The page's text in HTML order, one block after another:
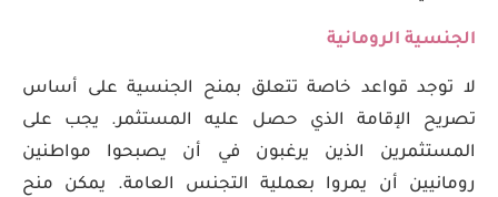
الجنسية الرومانية
لا توجد قواعد خاصة تتعلق بمنح الجنسية على أساس
تصريح الإقامة الذي حصل عليه المستثمر. يجب على
المستثمرين الذين يرغبون في أن يصبحوا مواطنين
رومانيين أن يمروا بعملية التجنس العامة. يمكن منح